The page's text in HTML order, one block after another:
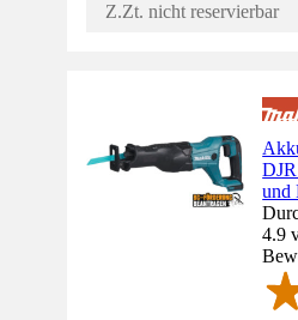
Z.Zt. nicht reservierbar
und
4.9